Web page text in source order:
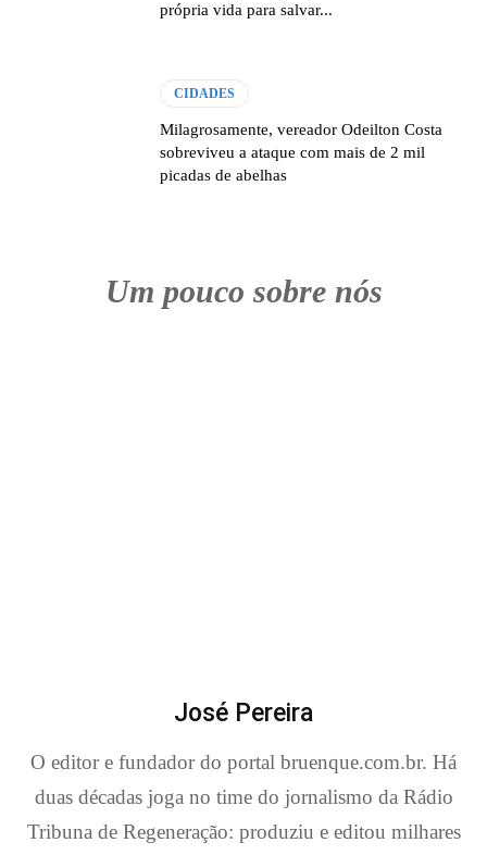
própria vida para salvar...
CIDADES
Milagrosamente, vereador Odeilton Costa
sobreviveu a ataque com mais de 2 mil
picadas de abelhas
Um pouco sobre nós
José Pereira
O editor e fundador do portal bruenque.com.br. Há
duas décadas joga no time do jornalismo da Rádio
Tribuna de Regeneração: produziu e editou milhares